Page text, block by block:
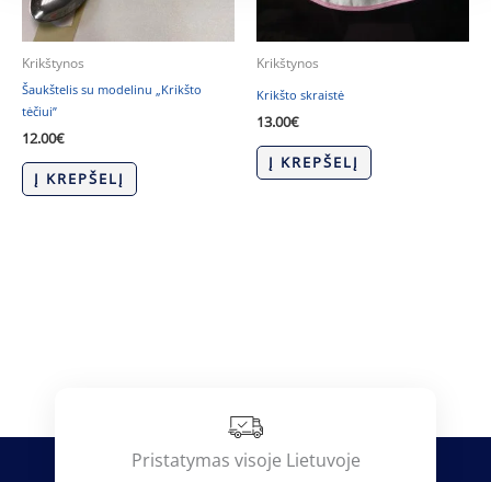
Krikštynos
Šaukštelis su modelinu „Krikšto
tėčiui”
12.00€
Į KREPŠELĮ
Krikštynos
Krikšto skraistė
13.00€
Į KREPŠELĮ
Pristatymas visoje Lietuvoje